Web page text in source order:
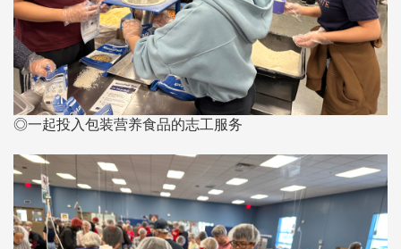
◎一起投入包装营养食品的志工服务